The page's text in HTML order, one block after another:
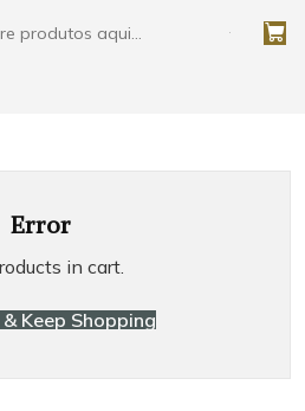
Error
in cart.
Keep Shopping